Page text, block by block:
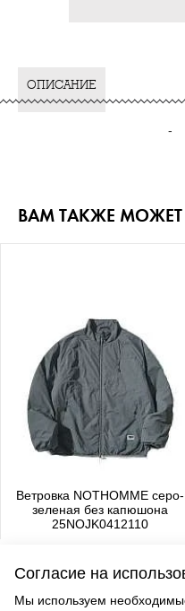
ОПИСАНИЕ
-
ВАМ ТАКЖЕ МОЖЕТ
Ветровка NOTHOMME серо-
зеленая без капюшона
25NOJK0412110
Согласие на
Мы используем